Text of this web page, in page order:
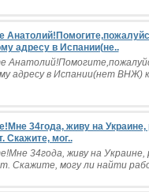
адресу в Испании(не..
адресу в Испании(нет ВНЖ)
34года, живу на
Скажите, мог..
34года, живу на
Скажите, могу ли найти